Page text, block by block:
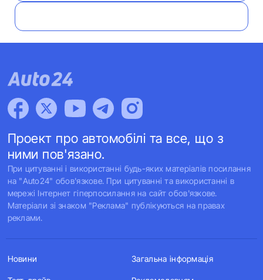
Проект про автомобілі та все, що з
ними пов'язано.
При цитуванні і використанні будь-яких матеріалів посилання
на "Auto24" обов'язкове. При цитуванні та використанні в
мережі Інтернет гіперпосилання на сайт обов'язкове.
Матеріали зі знаком "Реклама" публікуються на правах
реклами.
Новини Загальна інформація